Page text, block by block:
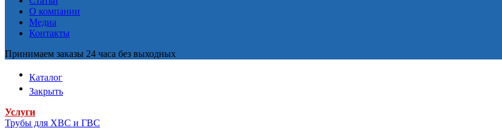
О компании
Медиа
Контакты
Принимаем заказы 24 часа без выходных
Каталог
Закрыть
Услуги
Трубы для ХВС и ГВС